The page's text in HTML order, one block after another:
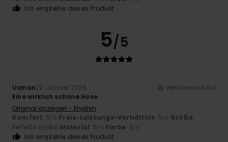
Ich empfehle dieses Produkt
5/5
Usman22. Jänner 2026
Verifizierter Kauf
Eine wirklich schöne Hose.
Original anzeigen - English
Komfort: 5/5 Preis-Leistungs-Verhältnis: 5/5 Größe:
Perfekte Größe Material: 5/5 Farbe: 5/5
Ich empfehle dieses Produkt